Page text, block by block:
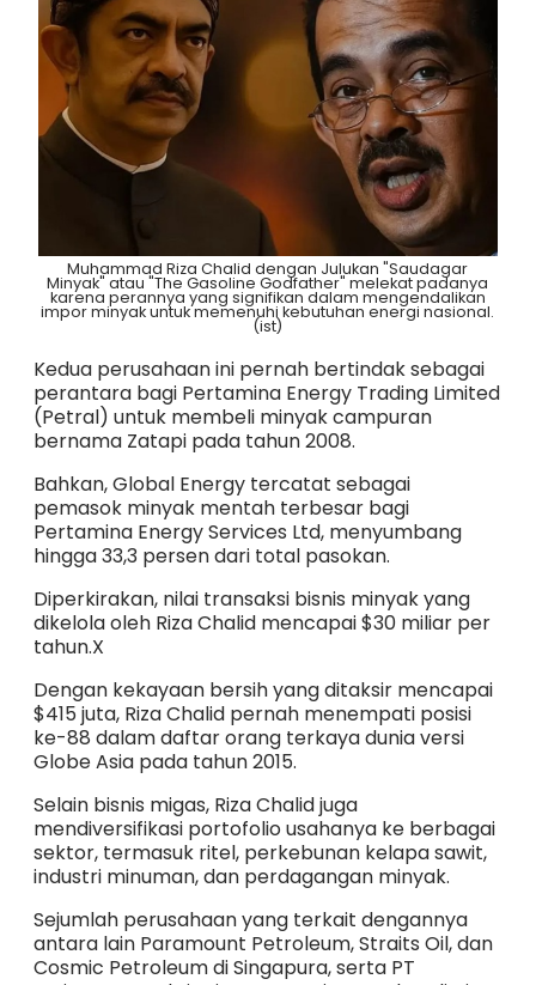
Muhammad Riza Chalid dengan Julukan "Saudagar
Minyak" atau "The Gasoline Godfather" melekat padanya
karena perannya yang signifikan dalam mengendalikan
impor minyak untuk memenuhi kebutuhan energi nasional.
(ist)
Kedua perusahaan ini pernah bertindak sebagai
perantara bagi Pertamina Energy Trading Limited
(Petral) untuk membeli minyak campuran
bernama Zatapi pada tahun 2008.
Bahkan, Global Energy tercatat sebagai
pemasok minyak mentah terbesar bagi
Pertamina Energy Services Ltd, menyumbang
hingga 33,3 persen dari total pasokan.
Diperkirakan, nilai transaksi bisnis minyak yang
dikelola oleh Riza Chalid mencapai $30 miliar per
tahun.X
Dengan kekayaan bersih yang ditaksir mencapai
$415 juta, Riza Chalid pernah menempati posisi
ke-88 dalam daftar orang terkaya dunia versi
Globe Asia pada tahun 2015.
Selain bisnis migas, Riza Chalid juga
mendiversifikasi portofolio usahanya ke berbagai
sektor, termasuk ritel, perkebunan kelapa sawit,
industri minuman, dan perdagangan minyak.
Sejumlah perusahaan yang terkait dengannya
antara lain Paramount Petroleum, Straits Oil, dan
Cosmic Petroleum di Singapura, serta PT